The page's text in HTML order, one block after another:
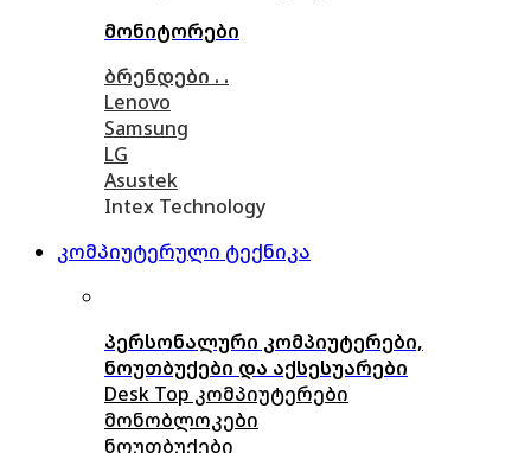
მონიტორები
ბრენდები . .
Lenovo
Samsung
LG
Asustek
Intex Technology
კომპიუტერული ტექნიკა
პერსონალური კომპიუტერები,
ნოუთბუქები და აქსესუარები
Desk Top კომპიუტერები
მონობლოკები
ნოუთბუქები